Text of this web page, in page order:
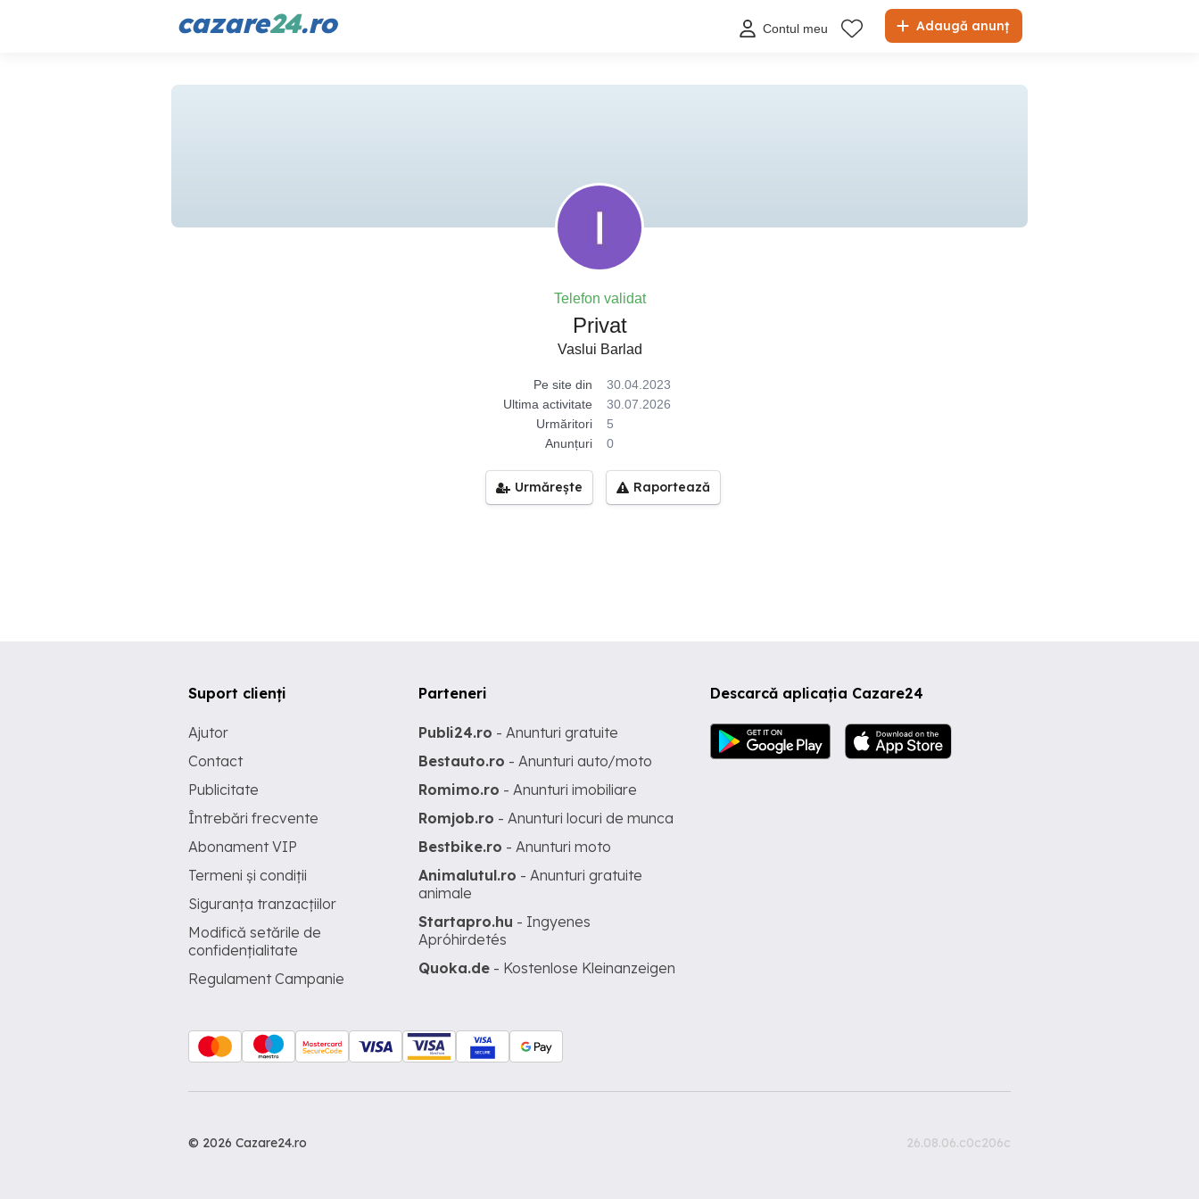
cazare24.ro Adaugă anunț
Contul meu
Telefon validat
Privat
Vaslui Barlad
Pe site din
30.04.2023
Ultima activitate
30.07.2026
Urmăritori
5
Anunțuri
0
Urmărește Raportează
Descarcă aplicația Cazare24
Suport clienți
Ajutor
Contact
Publicitate
Întrebări frecvente
Abonament VIP
Termeni și condiții
Siguranța tranzacțiilor
Modifică setările de
confidențialitate
Regulament Campanie
Parteneri
Publi24.ro - Anunturi gratuite
Bestauto.ro - Anunturi auto/moto
Romimo.ro - Anunturi imobiliare
Romjob.ro - Anunturi locuri de munca
Bestbike.ro - Anunturi moto
Animalutul.ro - Anunturi gratuite
animale
Startapro.hu - Ingyenes
Apróhirdetés
Quoka.de - Kostenlose Kleinanzeigen
© 2026 Cazare24.ro 26.08.06.c0c206c